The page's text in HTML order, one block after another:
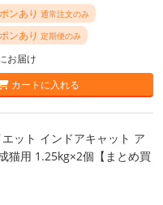
ンあり 通常注文のみ
ンあり 定期便のみ
お届け
カートに入れる
ット インドアキャット ア
猫用 1.25kg×2個【まとめ買